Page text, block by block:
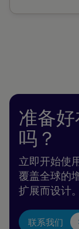
准备
吗？
立即开始使
覆盖全球的
扩展而设计。
联系我们